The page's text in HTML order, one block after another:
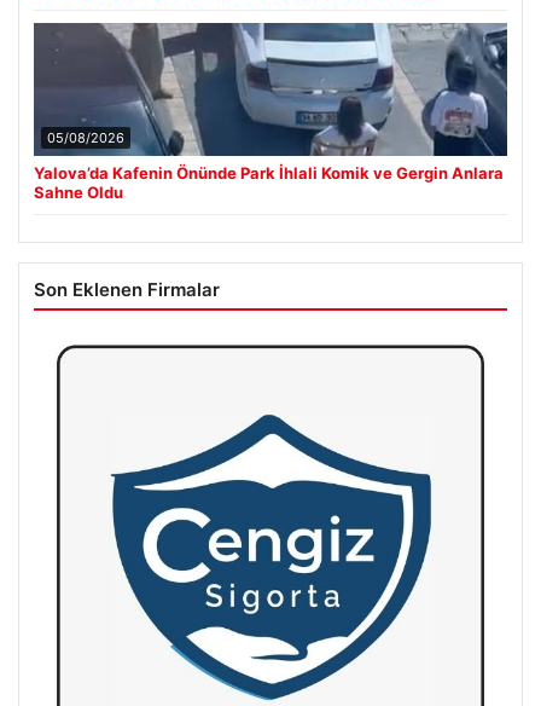
05/08/2026
Yalova’da Kafenin Önünde Park İhlali Komik ve Gergin Anlara
Sahne Oldu
Son Eklenen Firmalar